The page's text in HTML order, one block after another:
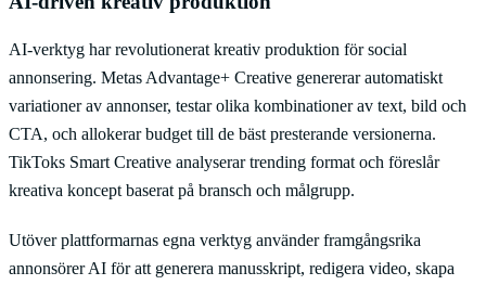
AI-verktyg har revolutionerat kreativ produktion för social
annonsering. Metas Advantage+ Creative genererar automatiskt
variationer av annonser, testar olika kombinationer av text, bild och
CTA, och allokerar budget till de bäst presterande versionerna.
TikToks Smart Creative analyserar trending format och föreslår
kreativa koncept baserat på bransch och målgrupp.
Utöver plattformarnas egna verktyg använder framgångsrika
annonsörer AI för att generera manusskript, redigera video, skapa